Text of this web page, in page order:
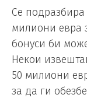
Се подразбира
милиони евра
бонуси би
Некои
50 милиони
за да ги